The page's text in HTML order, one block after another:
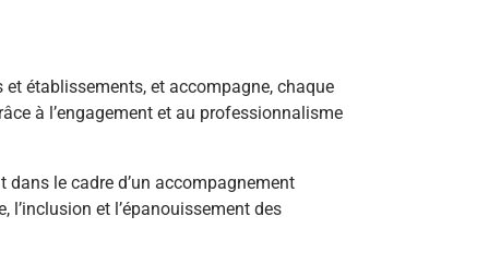
établissements, et accompagne, chaque
à l’engagement et au professionnalisme
le cadre d’un accompagnement
et l’épanouissement des